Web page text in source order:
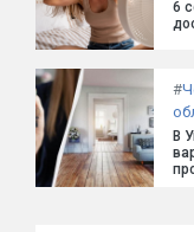
6
#
В